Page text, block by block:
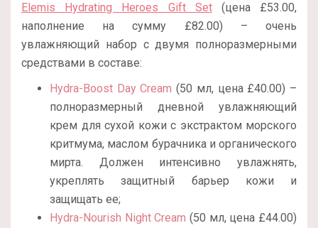
Elemis Hydrating Heroes Gift Set(цена £53.00,
наполнение на сумму £82.00) – очень
увлажняющий набор с двумя полноразмерными
средствами в составе:
Hydra-Boost Day Cream (50 мл, цена £40.00) –
полноразмерный дневной увлажняющий
крем для сухой кожи с экстрактом морского
критмума, маслом бурачника и органического
мирта. Должен интенсивно увлажнять,
укреплять защитный барьер кожи и
защищать ее;
Hydra-Nourish Night Cream (50 мл, цена £44.00)